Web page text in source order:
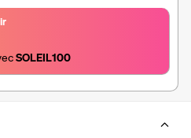
SOLEIL100